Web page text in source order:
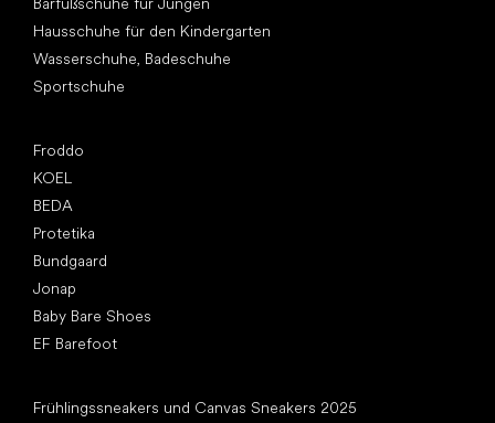
Hausschuhe für den Kindergarten
Wasserschuhe, Badeschuhe
Sportschuhe
Froddo
KOEL
BEDA
Protetika
Bundgaard
Jonap
Baby Bare Shoes
EF Barefoot
Frühlingssneakers und Canvas Sneakers 2025